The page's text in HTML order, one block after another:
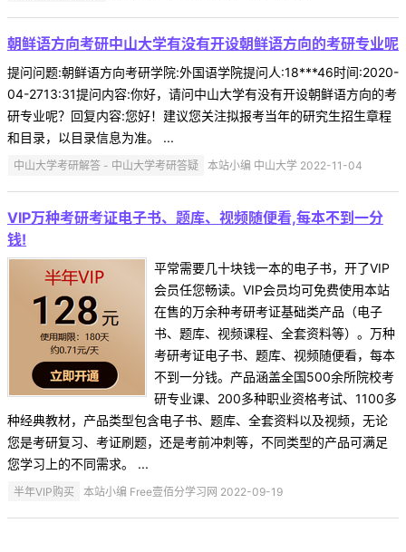
朝鲜语方向考研中山大学有没有开设朝鲜语方向的考研专业呢
提问问题:朝鲜语方向考研学院:外国语学院提问人:18***46时间:2020-
04-2713:31提问内容:你好，请问中山大学有没有开设朝鲜语方向的考
研专业呢？回复内容:您好！建议您关注拟报考当年的研究生招生章程
和目录，以目录信息为准。 ...
中山大学考研解答 - 中山大学考研答疑 本站小编 中山大学 2022-11-04
VIP万种考研考证电子书、题库、视频随便看,每本不到一分
钱!
平常需要几十块钱一本的电子书，开了VIP
会员任您畅读。VIP会员均可免费使用本站
在售的万余种考研考证基础类产品（电子
书、题库、视频课程、全套资料等）。万种
考研考证电子书、题库、视频随便看，每本
不到一分钱。产品涵盖全国500余所院校考
研专业课、200多种职业资格考试、1100多
种经典教材，产品类型包含电子书、题库、全套资料以及视频，无论
您是考研复习、考证刷题，还是考前冲刺等，不同类型的产品可满足
您学习上的不同需求。 ...
半年VIP购买 本站小编 Free壹佰分学习网 2022-09-19